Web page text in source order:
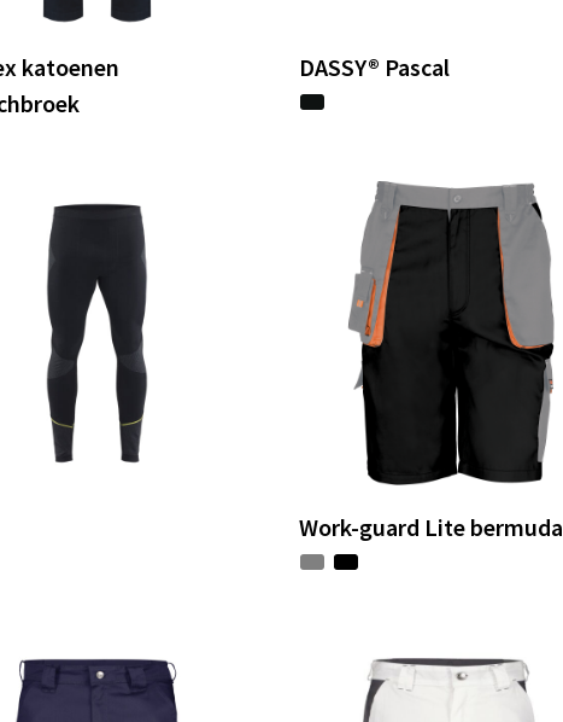
katoenen
DASSY® Pascal
Work-guard Lite bermuda